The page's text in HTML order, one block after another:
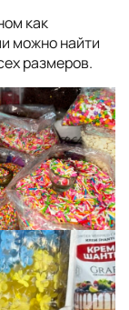
как
можно найти
размеров.